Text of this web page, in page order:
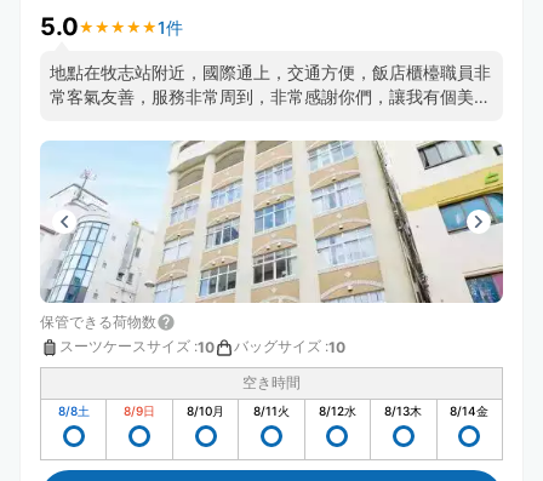
5.0★ ★ ★ ★ ★
★ ★ ★ ★ ★1件
地點在牧志站附近，國際通上，交通方便，飯店櫃檯職員非
常客氣友善，服務非常周到，非常感謝你們，讓我有個美好
保管できる荷物数
スーツケースサイズ :10 バッグサイズ :10
空き時間
8/8土 8/9日 8/10月 8/11火 8/12水 8/13木 8/14金